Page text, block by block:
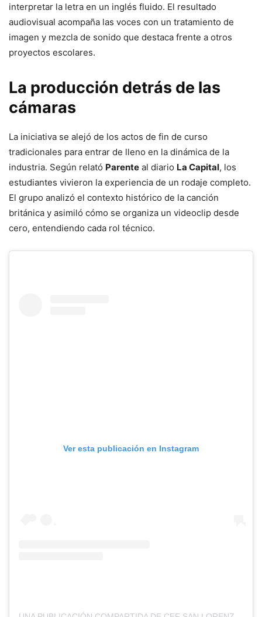
interpretar la letra en un inglés fluido. El resultado
audiovisual acompaña las voces con un tratamiento de
imagen y mezcla de sonido que destaca frente a otros
proyectos escolares.
La producción detrás de las
cámaras
La iniciativa se alejó de los actos de fin de curso
tradicionales para entrar de lleno en la dinámica de la
industria. Según relató Parente al diario La Capital, los
estudiantes vivieron la experiencia de un rodaje completo.
El grupo analizó el contexto histórico de la canción
británica y asimiló cómo se organiza un videoclip desde
cero, entendiendo cada rol técnico.
Ver esta publicación en Instagram